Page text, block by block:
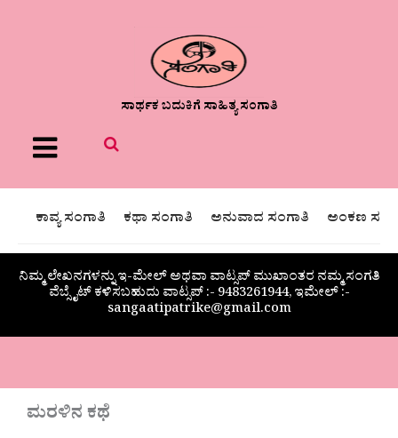
ಸಾರ್ಥಕ ಬದುಕಿಗೆ ಸಾಹಿತ್ಯ ಸಂಗಾತಿ
Menu
ಕಾವ್ಯ ಸಂಗಾತಿ ಕಥಾ ಸಂಗಾತಿ ಅನುವಾದ ಸಂಗಾತಿ ಅಂಕಣ
ನಿಮ್ಮ ಲೇಖನಗಳನ್ನು ಇ-ಮೇಲ್ ಅಥವಾ ವಾಟ್ಸಪ್ ಮುಖಾಂತರ ನಮ್ಮ ಸಂಗತಿ
ವೆಬ್ಸೈಟ್ ಕಳಿಸಬಹುದು ವಾಟ್ಸಪ್‌ :- 9483261944, ಇಮೇಲ್ :-
sangaatipatrike@gmail.com
ಮರಳಿನ ಕಥೆ